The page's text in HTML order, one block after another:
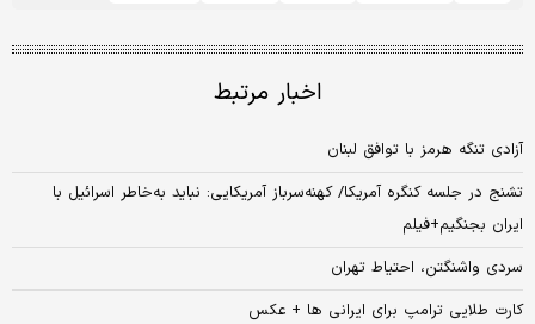
اخبار مرتبط
آزادی تنگه هرمز با توافق لبنان
تشنج در جلسه کنگره آمریکا/ کهنه‌سرباز آمریکایی: نباید به‌خاطر اسرائیل با
ایران بجنگیم+فیلم
سردی واشنگتن، احتیاط تهران
کارت طلایی ترامپ برای ایرانی ها + عکس